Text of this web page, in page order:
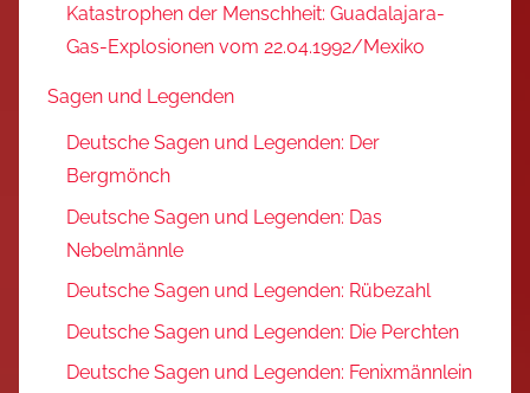
Katastrophen der Menschheit: Guadalajara-
Gas-Explosionen vom 22.04.1992/Mexiko
Sagen und Legenden
Deutsche Sagen und Legenden: Der
Bergmönch
Deutsche Sagen und Legenden: Das
Nebelmännle
Deutsche Sagen und Legenden: Rübezahl
Deutsche Sagen und Legenden: Die Perchten
Deutsche Sagen und Legenden: Fenixmännlein